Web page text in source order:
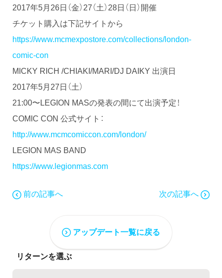
2017年5月26日（金）27（土）28日（日）開催
チケット購入は下記サイトから
https://www.mcmexpostore.com/collections/london-
comic-con
MICKY RICH /CHIAKI/MARI/DJ DAIKY 出演日
2017年5月27日（土）
21:00〜LEGION MASの発表の間にて出演予定！
COMIC CON 公式サイト：
http://www.mcmcomiccon.com/london/
LEGION MAS BAND
https://www.legionmas.com
前の記事へ 次の記事へ
アップデート一覧に戻る
リターンを選ぶ